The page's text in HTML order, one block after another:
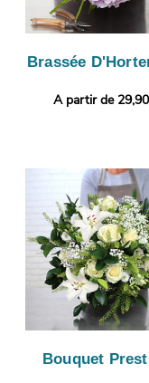
Brassée
A partir de
Bouquet